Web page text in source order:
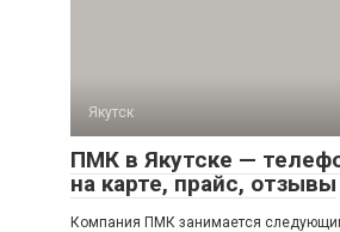
Якутск
ПМК в Якутске —
на карте, прайс, отзывы
Компания ПМК занимается